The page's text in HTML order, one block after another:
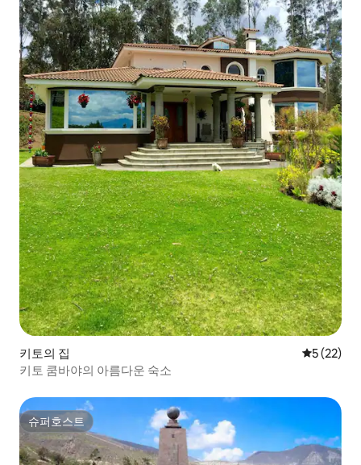
키토의 집 평점 5점
5 (22)
키토 쿰바야의 아름다운 숙소
슈퍼호스트
슈퍼호스트